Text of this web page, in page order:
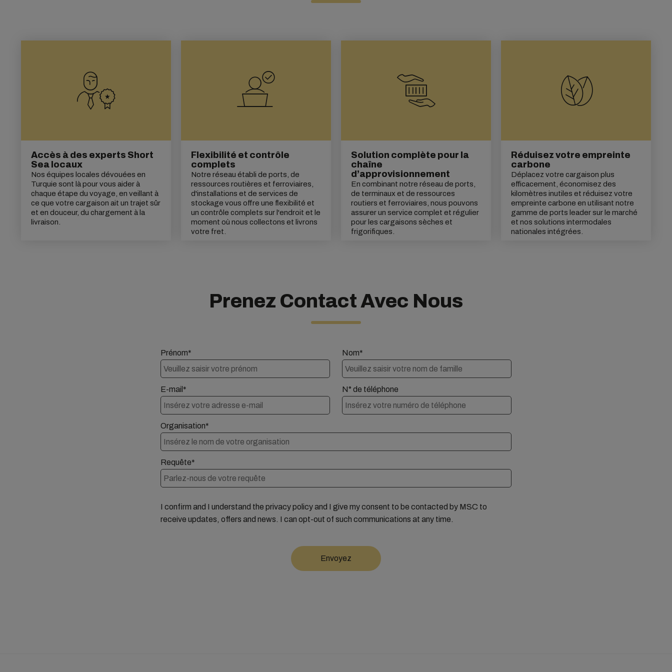
Accès à des experts Short
Sea locaux
Nos équipes locales dévouées en
Turquie sont là pour vous aider à
chaque étape du voyage, en veillant à
ce que votre cargaison ait un trajet sûr
et en douceur, du chargement à la
livraison.
Flexibilité et contrôle
complets
Notre réseau établi de ports, de
ressources routières et ferroviaires,
d'installations et de services de
stockage vous offre une flexibilité et
un contrôle complets sur l'endroit et le
moment où nous collectons et livrons
votre fret.
Solution complète pour la
chaîne
d’approvisionnement
En combinant notre réseau de ports,
de terminaux et de ressources
routiers et ferroviaires, nous pouvons
assurer un service complet et régulier
pour les cargaisons sèches et
frigorifiques.
Réduisez votre empreinte
carbone
Déplacez votre cargaison plus
efficacement, économisez des
kilomètres inutiles et réduisez votre
empreinte carbone en utilisant notre
gamme de ports leader sur le marché
et nos solutions intermodales
nationales intégrées.
Prenez Contact Avec Nous
Prénom* Nom*
E-mail* N° de téléphone
Organisation*
Requête*
I confirm and I understand the privacy policy and I give my consent to be contacted by MSC to
receive updates, offers and news. I can opt-out of such communications at any time.